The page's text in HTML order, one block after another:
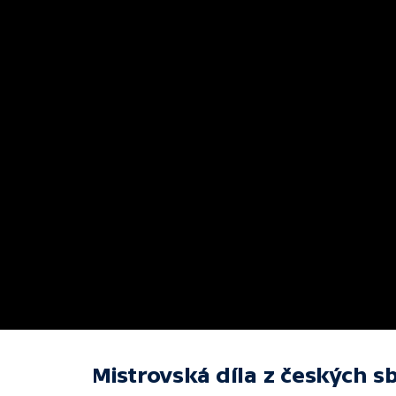
Mistrovská díla z českých